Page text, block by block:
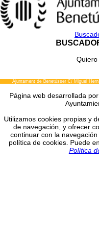
Ajuntament de Benetússer C/ Miguel
Página web desarrollada
Utilizamos cookies propias y
de navegación, y ofrecer
continuar con la
política de cookies. Puede
Política